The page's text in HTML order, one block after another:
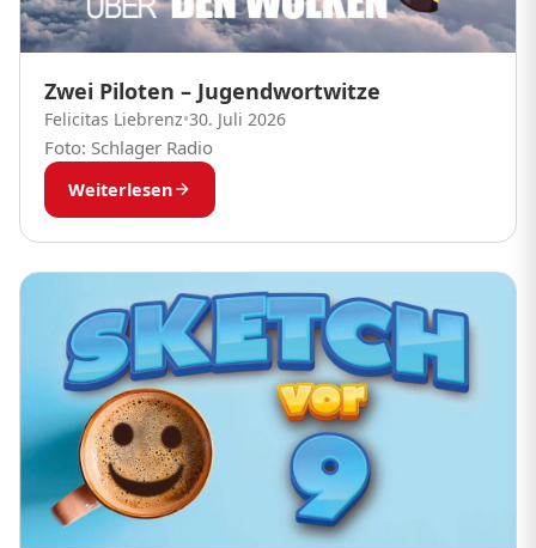
Zwei Piloten – Jugendwortwitze
Felicitas Liebrenz•30. Juli 2026
Foto: Schlager Radio
Weiterlesen